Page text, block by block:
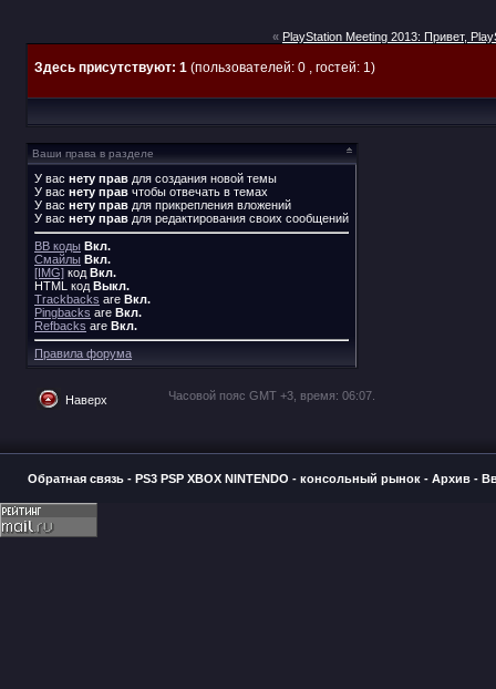
« PlayStation Meeting 2013: Привет,
Здесь присутствуют: 1 (пользователей: 0 , гостей: 1)
Ваши права в разделе
У вас нету прав для создания новой темы
У вас нету прав чтобы отвечать в темах
У вас нету прав для прикрепления вложений
У вас нету прав для редактирования своих сообщений
BB коды Вкл.
Смайлы Вкл.
[IMG] код Вкл.
HTML код Выкл.
Trackbacks are Вкл.
Pingbacks are Вкл.
Refbacks are Вкл.
Правила форума
Наверх Часовой пояс GMT +3, время: 06:07
Обратная связь - PS3 PSP XBOX NINTENDO - консольный рынок - Архив -